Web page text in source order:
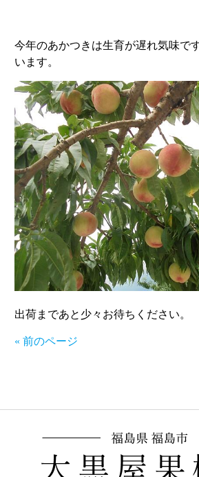
今年のあかつきは生育が遅れ気味で
います。
出荷まであと少々お待ちください。
« 前のページ